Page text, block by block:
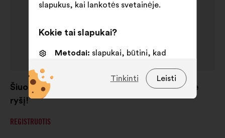
Šiuo metu konsultacijų nėra, bet palaikykime
ryšį!
REGISTRUOTIS
slapukus, kai lankotės svetainėje.
Kokie tai slapukai?
Metodai: slapukai, būtini, kad
slapukai, skirti jūsų
Leisti
Tinkinti